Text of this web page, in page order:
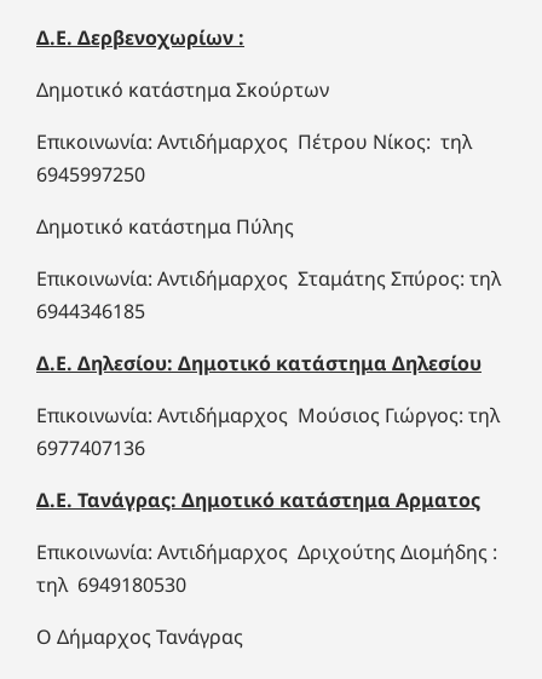
Δ.Ε. Δερβενοχωρίων :
Δημοτικό κατάστημα Σκούρτων
Επικοινωνία: Αντιδήμαρχος Πέτρου Νίκος: τηλ
6945997250
Δημοτικό κατάστημα Πύλης
Επικοινωνία: Αντιδήμαρχος Σταμάτης Σπύρος: τηλ
6944346185
Δ.Ε. Δηλεσίου: Δημοτικό κατάστημα Δηλεσίου
Επικοινωνία: Αντιδήμαρχος Μούσιος Γιώργος: τηλ
6977407136
Δ.Ε. Τανάγρας: Δημοτικό κατάστημα Αρματος
Επικοινωνία: Αντιδήμαρχος Δριχούτης Διομήδης :
τηλ 6949180530
Ο Δήμαρχος Τανάγρας